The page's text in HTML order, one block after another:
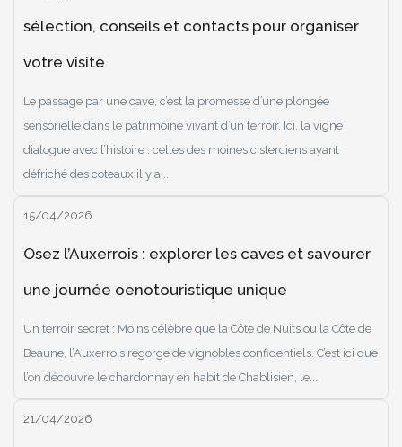
sélection, conseils et contacts pour organiser
votre visite
Le passage par une cave, c’est la promesse d’une plongée
sensorielle dans le patrimoine vivant d’un terroir. Ici, la vigne
dialogue avec l’histoire : celles des moines cisterciens ayant
défriché des coteaux il y a...
15/04/2026
Osez l’Auxerrois : explorer les caves et savourer
une journée oenotouristique unique
Un terroir secret : Moins célèbre que la Côte de Nuits ou la Côte de
Beaune, l’Auxerrois regorge de vignobles confidentiels. C’est ici que
l’on découvre le chardonnay en habit de Chablisien, le...
21/04/2026